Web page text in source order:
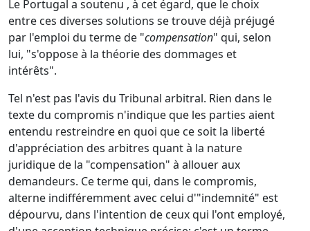
Le Portugal a soutenu , à cet égard, que le choix
entre ces diverses solutions se trouve déjà préjugé
par l'emploi du terme de "compensation" qui, selon
lui, "s'oppose à la théorie des dommages et
intérêts".
Tel n'est pas l'avis du Tribunal arbitral. Rien dans le
texte du compromis n'indique que les parties aient
entendu restreindre en quoi que ce soit la liberté
d'appréciation des arbitres quant à la nature
juridique de la "compensation" à allouer aux
demandeurs. Ce terme qui, dans le compromis,
alterne indifféremment avec celui d'"indemnité" est
dépourvu, dans l'intention de ceux qui l'ont employé,